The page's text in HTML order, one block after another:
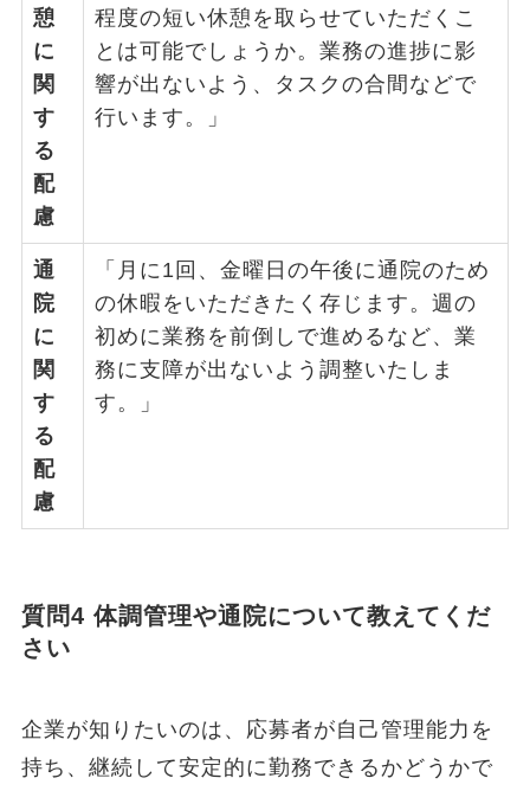
憩
に
関
す
る
配
慮
程度の短い休憩を取らせていただくこ
とは可能でしょうか。業務の進捗に影
響が出ないよう、タスクの合間などで
行います。」
通
院
に
関
す
る
配
慮
「月に1回、金曜日の午後に通院のため
の休暇をいただきたく存じます。週の
初めに業務を前倒しで進めるなど、業
務に支障が出ないよう調整いたしま
す。」
質問4 体調管理や通院について教えてくだ
さい
企業が知りたいのは、応募者が自己管理能力を
持ち、継続して安定的に勤務できるかどうかで